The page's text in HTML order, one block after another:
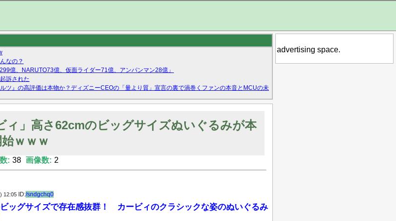
なの？
億、NARUTO73億、仮面ライダー71億、アンパンマン28億」
訴された
ツ』の高評価は本物か？ディズニーCEOの「量より質」宣言の裏で渦巻くファンの本音とMCUの未
新規獲得ならず？北川莉央が1位に
ィ」高さ62cmのビッグサイズぬいぐるみが本
ｗｗｗ
: 38 画像数: 2
12:05 ID:/sndgchq0
ビッグサイズで存在感抜群！ カービィのクラシックな姿のぬいぐるみ
advertising space.